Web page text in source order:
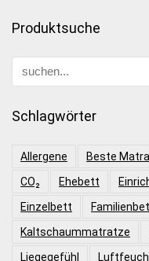
Produktsuche
Schlagwörter
Allergene Beste
CO₂
Ehebett
Einzelbett
Kaltschaummatratze
Liegegefühl